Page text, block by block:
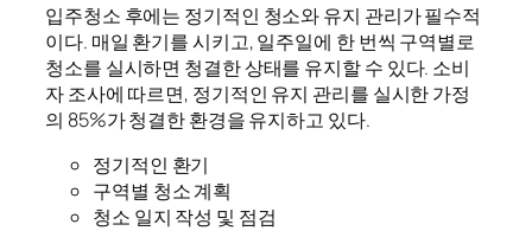
입주청소 후에는 정기적인 청소와 유지 관리가 필수적
이다. 매일 환기를 시키고, 일주일에 한 번씩 구역별로
청소를 실시하면 청결한 상태를 유지할 수 있다. 소비
자 조사에 따르면, 정기적인 유지 관리를 실시한 가정
의 85%가 청결한 환경을 유지하고 있다.
정기적인 환기
구역별 청소 계획
청소 일지 작성 및 점검